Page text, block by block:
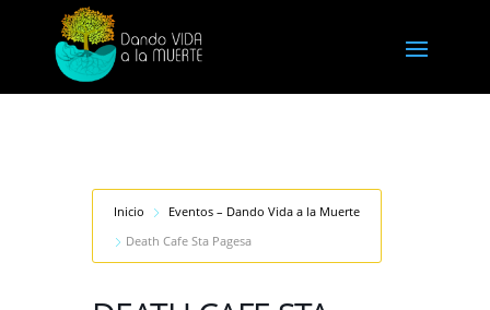
Inicio
Eventos – Dando Vida a la Muerte
Death Cafe Sta Pagesa